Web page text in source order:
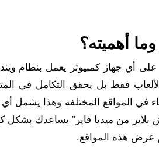
أهميته؟
7 هو أحد البرامج الأساسية على أي جهاز كمبيوتر
فقط بل يحقق التكامل في
في المواقع المختلفة وهذا يشمل
من ميديا فاير” يساعدك بشكل
عرض هذه المواقع.